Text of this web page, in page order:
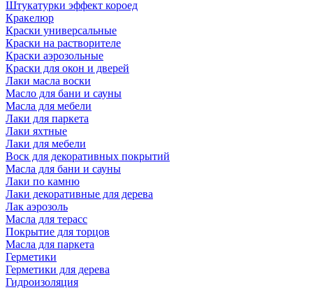
Штукатурки эффект короед
Кракелюр
Краски универсальные
Краски на растворителе
Краски аэрозольные
Краски для окон и дверей
Лаки масла воски
Масло для бани и сауны
Масла для мебели
Лаки для паркета
Лаки яхтные
Лаки для мебели
Воск для декоративных покрытий
Масла для бани и сауны
Лаки по камню
Лаки декоративные для дерева
Лак аэрозоль
Масла для терасс
Покрытие для торцов
Масла для паркета
Герметики
Герметики для дерева
Гидроизоляция